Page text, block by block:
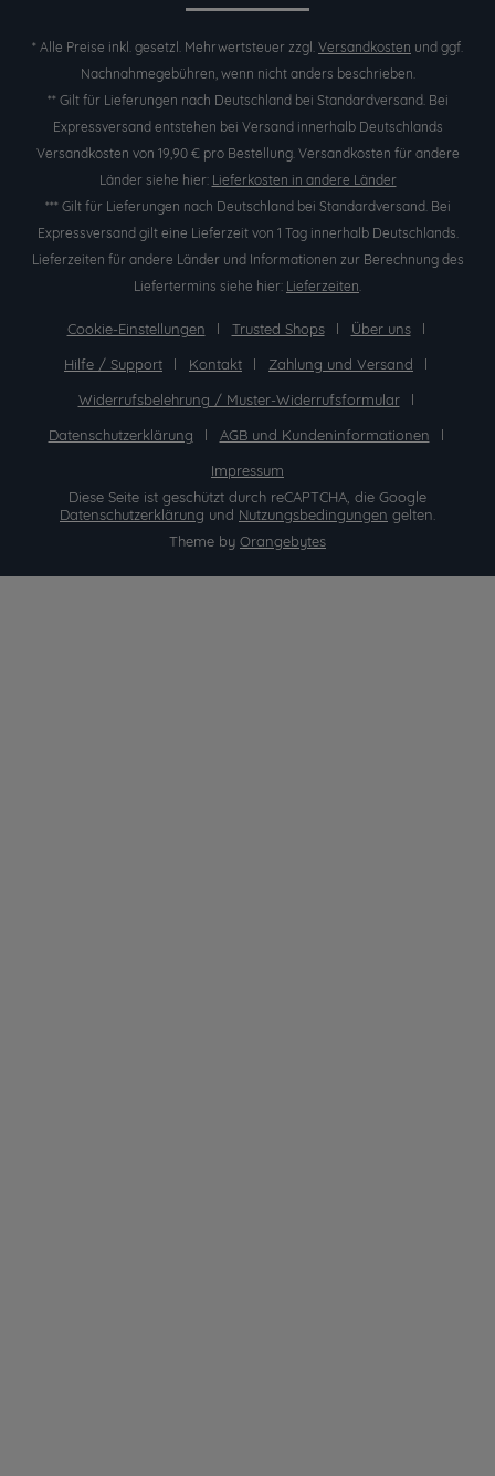
* Alle Preise inkl. gesetzl. Mehrwertsteuer zzgl. Versandkosten und ggf.
Nachnahmegebühren, wenn nicht anders beschrieben.
** Gilt für Lieferungen nach Deutschland bei Standardversand. Bei
Expressversand entstehen bei Versand innerhalb Deutschlands
Versandkosten von 19,90 € pro Bestellung. Versandkosten für andere
Länder siehe hier: Lieferkosten in andere Länder
*** Gilt für Lieferungen nach Deutschland bei Standardversand. Bei
Expressversand gilt eine Lieferzeit von 1 Tag innerhalb Deutschlands.
Lieferzeiten für andere Länder und Informationen zur Berechnung des
Liefertermins siehe hier: Lieferzeiten
Cookie-Einstellungen Trusted Shops
Über uns
Hilfe / Support
Kontakt
Zahlung und Versand
Widerrufsbelehrung / Muster-Widerrufsformular
Datenschutzerklärung
AGB und Kundeninformationen
Impressum
Diese Seite ist geschützt durch reCAPTCHA, die Google
Datenschutzerklärung und Nutzungsbedingungen gelten.
Theme by Orangebytes